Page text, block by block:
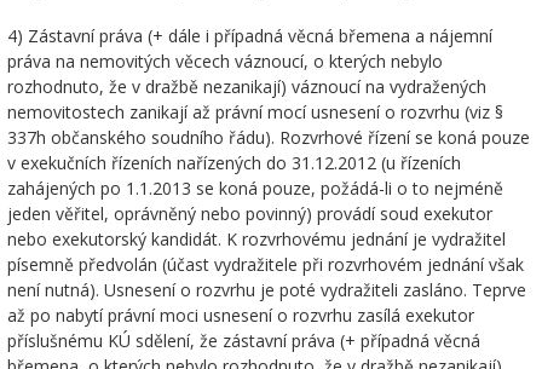
4) Zástavní práva (+ dále i případná věcná břemena a nájemní
práva na nemovitých věcech váznoucí, o kterých nebylo
rozhodnuto, že v dražbě nezanikají) váznoucí na vydražených
nemovitostech zanikají až právní mocí usnesení o rozvrhu (viz §
337h občanského soudního řádu). Rozvrhové řízení se koná pouze
v exekučních řízeních nařízených do 31.12.2012 (u řízeních
zahájených po 1.1.2013 se koná pouze, požádá-li o to nejméně
jeden věřitel, oprávněný nebo povinný) provádí soud exekutor
nebo exekutorský kandidát. K rozvrhovému jednání je vydražitel
písemně předvolán (účast vydražitele při rozvrhovém jednání však
není nutná). Usnesení o rozvrhu je poté vydražiteli zasláno. Teprve
až po nabytí právní moci usnesení o rozvrhu zasílá exekutor
příslušnému KÚ sdělení, že zástavní práva (+ případná věcná